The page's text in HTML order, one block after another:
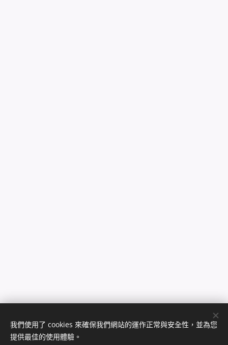
我們使用了 cookies 來確保我們網站的運作正常與安全性，並為您
提供最佳的使用體驗。